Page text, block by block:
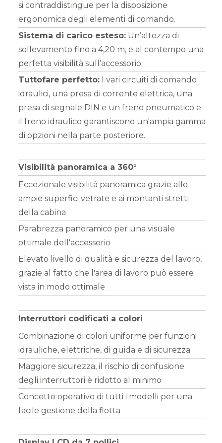
si contraddistingue per la disposizione
ergonomica degli elementi di comando.
Sistema di carico esteso: Un’altezza di
sollevamento fino a 4,20 m, e al contempo una
perfetta visibilità sull’accessorio.
Tuttofare perfetto: I vari circuiti di comando
idraulici, una presa di corrente elettrica, una
presa di segnale DIN e un freno pneumatico e
il freno idraulico garantiscono un'ampia gamma
di opzioni nella parte posteriore.
Visibilità panoramica a 360°
Eccezionale visibilità panoramica grazie alle
ampie superfici vetrate e ai montanti stretti
della cabina
Parabrezza panoramico per una visuale
ottimale dell'accessorio
Elevato livello di qualità e sicurezza del lavoro,
grazie al fatto che l'area di lavoro può essere
vista in modo ottimale
Interruttori codificati a colori
Combinazione di colori uniforme per funzioni
idrauliche, elettriche, di guida e di sicurezza
Maggiore sicurezza, il rischio di confusione
degli interruttori è ridotto al minimo
Concetto operativo di tutti i modelli per una
facile gestione della flotta